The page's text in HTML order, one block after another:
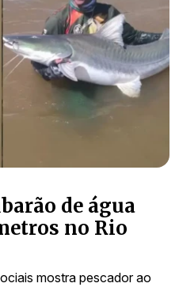
de água
no Rio
mostra pescador ao